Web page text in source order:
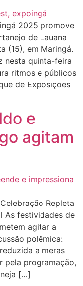
2025 promove
de Lauana
(15), em Maringá.
nesta quinta-feira
ritmos e públicos
de Exposições
e
agitam
Repleta
As festividades de
agitar a
polêmica:
a meras
pela programação,
[…]